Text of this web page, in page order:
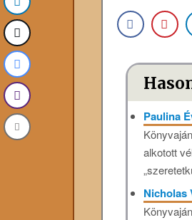
Paulina
alkotott
Nicholas